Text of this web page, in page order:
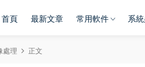
首頁 最新文章 常用軟件 系
處理 正文